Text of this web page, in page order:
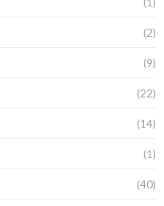
(2)
(9)
(22)
(14)
(1)
(40)